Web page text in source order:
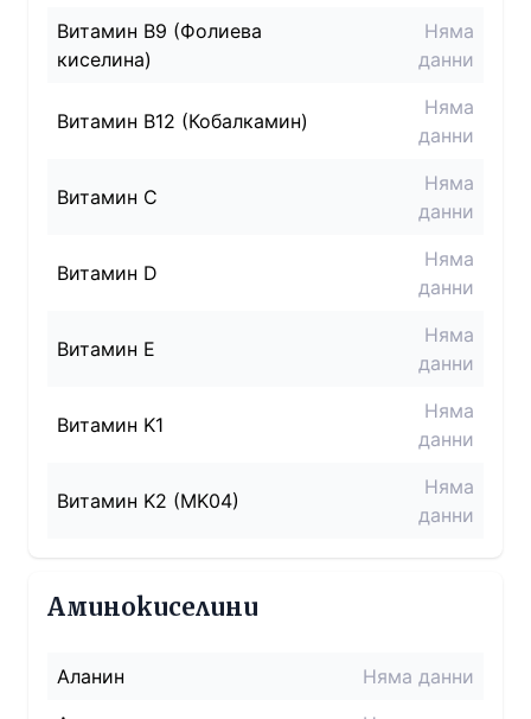
Витамин B9 (Фолиева
киселина)
Няма
данни
Витамин B12 (Кобалкамин)
Няма
данни
Витамин C
Няма
данни
Витамин D
Няма
данни
Витамин E
Няма
данни
Витамин K1
Няма
данни
Витамин K2 (MK04)
Няма
данни
Аминокиселини
Аланин
Няма данни